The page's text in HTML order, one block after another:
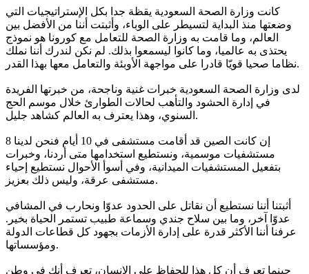
كانت وزارة الصحة السعودية يقظة جدا بكل الإستراتيجيات التي
وضعتها منذ البداية لتسيطر على الوباء، وأثبتت أننا من الأفضل بين
العالم، وما قامت به وزارة الصحة للتعامل مع كورونا هو نموذج
يحتذى به عالميا، وما كانوا ليسمعوا بذلك. لم نكن لندرك أننا نملك
نظاما صحيا قويّا قادرا على مواجهة الأوبئة والتعامل معها بهذا القدر.
لدى وزارة الصحة السعودية خبرات غنية وناجحة، من خبرتها الفريدة
في إدارة الحشود والتأهب لحالات الطوارئ خلال موسم الحج
السنوي، وهذا يعترف به العالم كشاهد جليل.
إن كانت الصين قد أقامت مستشفى في 10 أيام فنحن لدينا 8
مستشفيات موسمية، ونستطيع استخدامها متى أردنا، وخبرات
بتفعيل المستشفيات الميدانية، وفي أسوأ الأحوال نستطيع إحياء
مستشفى عرقة، وليس ذلك بعزيز.
أثبتنا أننا نستطيع أن نقاتل على الحدود عدوّا ونحارب في المشافي
عدوّا آخر، وما بين سلاح جندي وسماعة طبيب تستمر الحياة بخير.
عرفنا أننا الأكثر قدرة على إدارة الأزمات بجهود كل قطاعات الدولة
ومؤسساتها.
حينما تعرف أن كل هذا للحفاظ على الإنسان، تعرف أنك في وطن